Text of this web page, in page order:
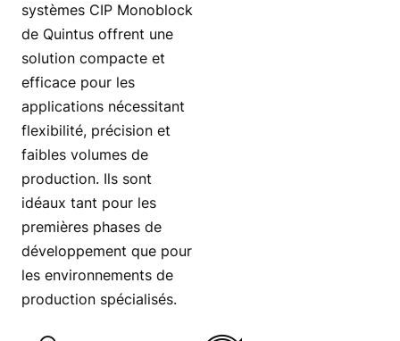
systèmes CIP Monoblock
de Quintus offrent une
solution compacte et
efficace pour les
applications nécessitant
flexibilité, précision et
faibles volumes de
production. Ils sont
idéaux tant pour les
premières phases de
développement que pour
les environnements de
production spécialisés.